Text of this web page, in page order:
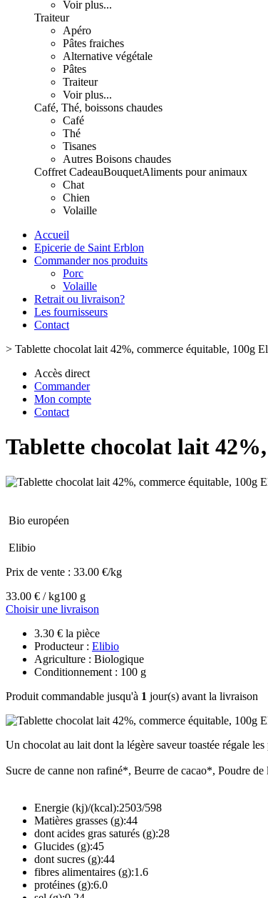
Voir plus...
Traiteur
Apéro
Pâtes fraiches
Alternative végétale
Pâtes
Traiteur
Voir plus...
Café, Thé, boissons chaudes
Café
Thé
Tisanes
Autres Boisons chaudes
Coffret CadeauBouquetAliments pour animaux
Chat
Chien
Volaille
Accueil
Epicerie de Saint Erblon
Commander nos produits
Porc
Volaille
Retrait ou livraison?
Les fournisseurs
Contact
> Tablette chocolat lait 42%, commerce équitable, 100g
Accès direct
Commander
Mon compte
Contact
Tablette chocolat lait
Bio européen
Elibio
Prix de vente : 33.00 €/kg
33.00 € / kg100 g
Choisir une livraison
3.30 € la pièce
Producteur : Elibio
Agriculture : Biologique
Conditionnement : 100 g
Produit commandable jusqu'à 1 jour(s) avant la livraison
Un chocolat au lait dont la légère saveur toastée régale
Sucre de canne non rafiné*, Beurre de cacao*, Poudre
Energie (kj)/(kcal):2503/598
Matières grasses (g):44
dont acides gras saturés (g):28
Glucides (g):45
dont sucres (g):44
fibres alimentaires (g):1.6
protéines (g):6.0